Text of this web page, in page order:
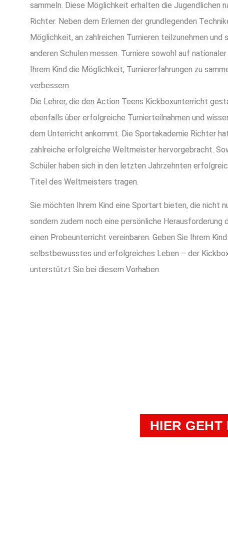
sammeln. Diese Möglichkeit erhalten die Jugendlichen
Richter. Neben dem Erlernen der grundlegenden
Möglichkeit, an zahlreichen Turnieren teilzunehmen
anderen Schulen messen. Turniere sowohl auf
Ihrem Kind die Möglichkeit, Turniererfahrungen zu
verbessern.
Die Lehrer, die den Action Teens Kickboxunterricht
ebenfalls über erfolgreiche Turnierteilnahmen und
dem Unterricht ankommt. Die Sportakademie Richter
zahlreiche erfolgreiche Weltmeister hervorgebracht.
Schüler haben sich in den letzten Jahrzehnten
Titel des Weltmeisters tragen.
Sie möchten Ihrem Kind eine Sportart bieten, die nicht
sondern zudem noch eine persönliche
einen Probeunterricht vereinbaren. Geben Sie Ihrem
selbstbewusstes und erfolgreiches Leben – der
unterstützt Sie bei diesem Vorhaben.
HIER GEHT